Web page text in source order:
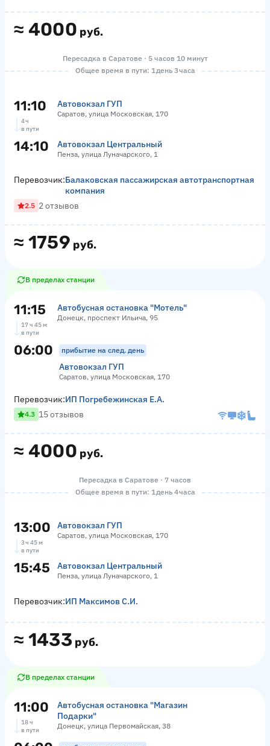
≈ 4000 руб.
Пересадка в Саратове · 5 часов 10 минут
Общее время в пути: 1 день 3 часа
11:10 Автовокзал ГУП
Саратов, улица Московская, 170
4 ч
в пути
14:10 Автовокзал Центральный
Пенза, улица Луначарского, 1
≈ 1759 руб.
Перевозчик:Балаковская пассажирская автотранспортная
компания
2.5 2 отзывов
В пределах станции
11:15 Автобусная остановка "Мотель"
Донецк, проспект Ильича, 95
17 ч 45 м
в пути
06:00 прибытие на след. день
Автовокзал ГУП
Саратов, улица Московская, 170
≈ 4000 руб.
Перевозчик:ИП Погребежинская Е.А.
4.3 15 отзывов
Пересадка в Саратове · 7 часов
Общее время в пути: 1 день 4 часа
13:00 Автовокзал ГУП
Саратов, улица Московская, 170
3 ч 45 м
в пути
15:45 Автовокзал Центральный
Пенза, улица Луначарского, 1
≈ 1433 руб.
Перевозчик:ИП Максимов С.И.
В пределах станции
11:00
Автобусная остановка "Магазин
Подарки"
Донецк, улица Первомайская, 38
18 ч
в пути